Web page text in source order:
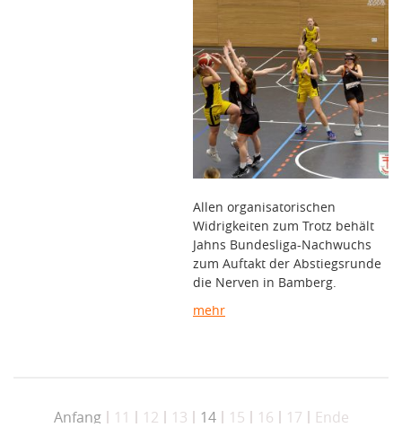
Allen organisatorischen
Widrigkeiten zum Trotz behält
Jahns Bundesliga-Nachwuchs
zum Auftakt der Abstiegsrunde
die Nerven in Bamberg.
mehr
Anfang 11 12 13 14 15 16 17 Ende